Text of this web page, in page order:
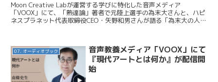
Moon Creative Labが運営する学びに特化した音声メディア
「VOOX」にて、「熟達論」著者で元陸上選手の為末大さんと、ハピ
ネスプラネット代表取締役CEO・矢野和男さんが語る「為末大の人間
07. オーディオブック
音声教養メディア「VOOX」にて
『現代アートとは何か』が配信開
始